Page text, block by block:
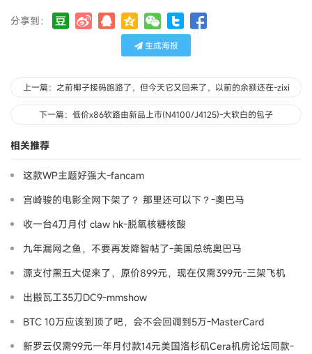
分享到：
生成海报
上一篇：之前椰子接码跑路了，但今天它又回来了，以前的余额还在-zixi
下一篇：低价x86软路由新品上市(N4100/J4125)-大软白的包子
相关推荐
这款WP主题好强大-fancam
宫崎骏的电影全网下架了？ 那里还可以下？-奧巴马
收一台4刀月付 claw hk-脱氧核糖核酸
九年漏网之鱼，不要再发降智帖了-美国总统奥巴马
源支付黑五大促来了，原价899元，现在仅需399元-三架飞机
出搬瓦工35刀DC9-mmshow
BTC 10万应该到顶了吧，会不会回调到5万-MasterCard
新罗云仅需99元一年月付款14元美国洛杉矶Cera机房论坛同款-